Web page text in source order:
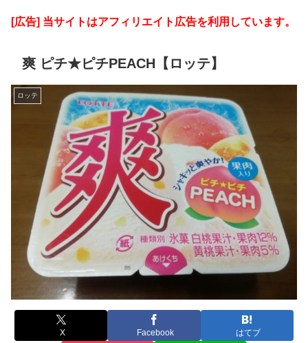
[広告] 当サイトはアフィリエイト広告を利用しています。
爽 ピチ★ピチPEACH【ロッテ】
ロッテ
X Facebook はてブ